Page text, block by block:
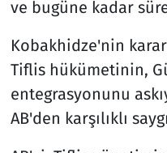
ve bugüne kadar
Kobakhidze'nin
Tiflis hükümetinin,
entegrasyonunu
AB'den karşılıklı